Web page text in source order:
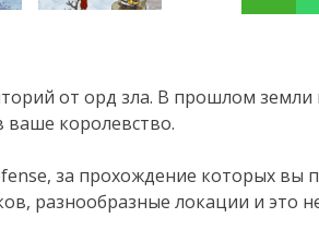
от орд зла. В прошлом
ваше королевство.
за прохождение которых вы
разнообразные локации и это